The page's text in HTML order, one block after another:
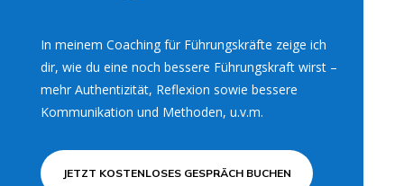
In meinem Coaching für Führungskräfte zeige ich
dir, wie du eine noch bessere Führungskraft wirst –
mehr Authentizität, Reflexion sowie bessere
Kommunikation und Methoden, u.v.m.
JETZT KOSTENLOSES GESPRÄCH BUCHEN